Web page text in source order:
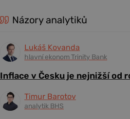
Názory analytiků
Lukáš Kovanda
hlavní ekonom Trinity Bank
Inflace v Česku je nejnižší od
Timur Barotov
analytik BHS